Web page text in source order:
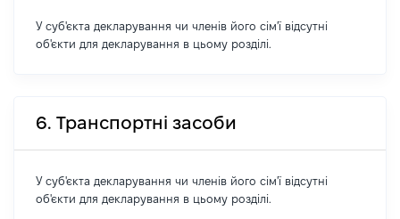
У суб'єкта декларування чи членів його сім'ї відсутні
об'єкти для декларування в цьому розділі.
6. Транспортні засоби
У суб'єкта декларування чи членів його сім'ї відсутні
об'єкти для декларування в цьому розділі.